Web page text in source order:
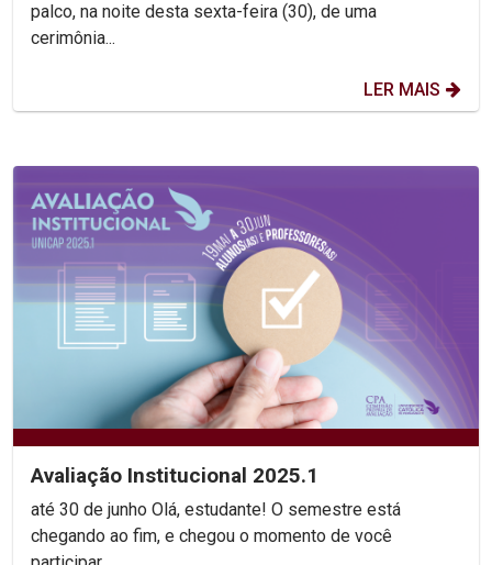
palco, na noite desta sexta-feira (30), de uma
cerimônia...
LER MAIS
Avaliação Institucional 2025.1
até 30 de junho Olá, estudante! O semestre está
chegando ao fim, e chegou o momento de você